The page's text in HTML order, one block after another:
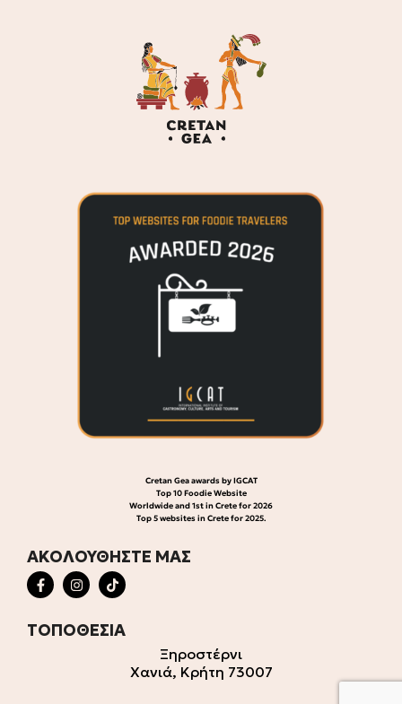
Cretan Gea awards by IGCAT
Top 10 Foodie Website
Worldwide and 1st in Crete for 2026
Top 5 websites in Crete for 2025.
ΑΚΟΛΟΥΘΗΣΤΕ ΜΑΣ
ΤΟΠΟΘΕΣΙΑ
Ξηροστέρνι
Χανιά, Κρήτη 73007